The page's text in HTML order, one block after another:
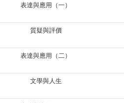
表達與應用（一）
質疑與評價
表達與應用（二）
文學與人生